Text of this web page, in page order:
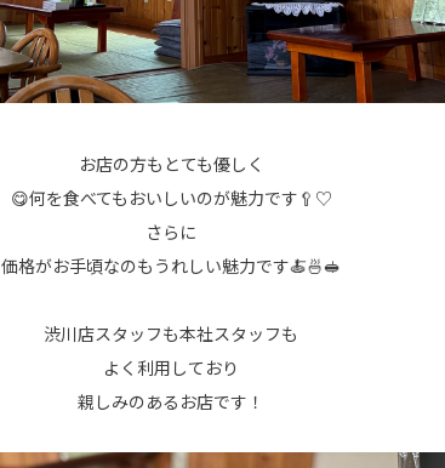
お店の方もとても優しく
😋何を食べてもおいしいのが魅力です🥄♡
さらに
価格がお手頃なのもうれしい魅力です🍝🍜🥪
渋川店スタッフも本社スタッフも
よく利用しており
親しみのあるお店です！